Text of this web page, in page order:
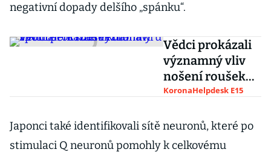
negativní dopady delšího „spánku“.
Vědci prokázali
významný vliv
nošení roušek
na zpomalení
koronaviru
KoronaHelpdesk E15
Japonci také identifikovali sítě neuronů, které po
stimulaci Q neuronů pomohly k celkovému